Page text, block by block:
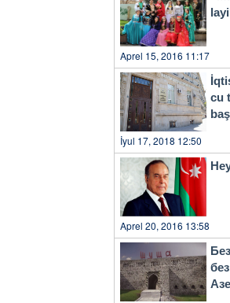
Aprel 15, 2016 11:17
cu
İyul 17, 2018 12:50
Aprel 20, 2016 13:58